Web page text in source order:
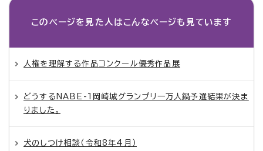
このページを見た人は こんなページも見ています
人権を理解する作品コンクール優秀作品展
どうするNABE-1岡崎城グランプリ一万人鍋予選結果が決ま
りました。
犬のしつけ相談（令和8年4月）